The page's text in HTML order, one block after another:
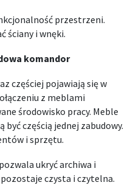
przestrzeni.
ściany i wnęki.
komandor
częściej pojawiają się w
z meblami
środowisko pracy. Meble
częścią jednej zabudowy.
i sprzętu.
ukryć archiwa i
czysta i czytelna.